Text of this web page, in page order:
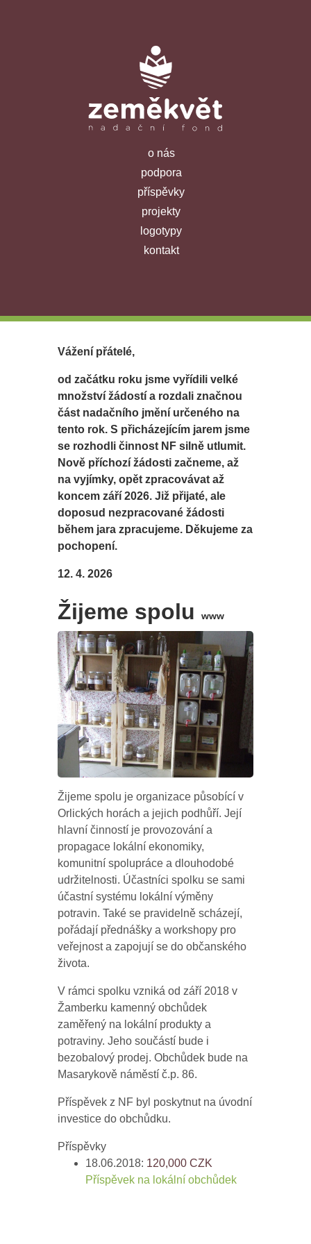
o nás
podpora
příspěvky
projekty
logotypy
kontakt
Vážení přátelé,
od začátku roku jsme vyřídili velké
množství žádostí a rozdali značnou
část nadačního jmění určeného na
tento rok. S přicházejícím jarem jsme
se rozhodli činnost NF silně utlumit.
Nově příchozí žádosti začneme, až
na vyjímky, opět zpracovávat až
koncem září 2026. Již přijaté, ale
doposud nezpracované žádosti
během jara zpracujeme. Děkujeme za
pochopení.
12. 4. 2026
Žijeme spoluwww
Žijeme spolu je organizace působící v
Orlických horách a jejich podhůří. Její
hlavní činností je provozování a
propagace lokální ekonomiky,
komunitní spolupráce a dlouhodobé
udržitelnosti. Účastníci spolku se sami
účastní systému lokální výměny
potravin. Také se pravidelně scházejí,
pořádají přednášky a workshopy pro
veřejnost a zapojují se do občanského
života.
V rámci spolku vzniká od září 2018 v
Žamberku kamenný obchůdek
zaměřený na lokální produkty a
potraviny. Jeho součástí bude i
bezobalový prodej. Obchůdek bude na
Masarykově náměstí č.p. 86.
Příspěvek z NF byl poskytnut na úvodní
investice do obchůdku.
Příspěvky
18.06.2018: 120,000CZK
Příspěvek na lokální obchůdek